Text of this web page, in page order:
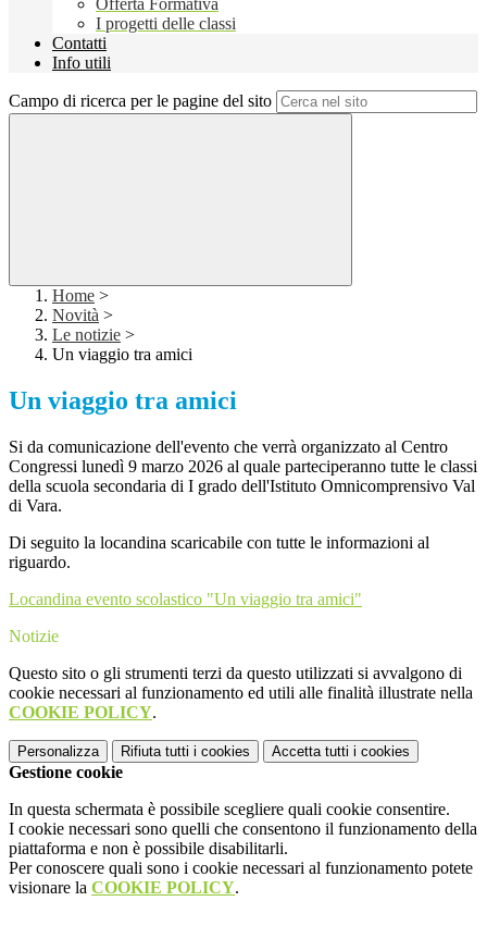
Offerta Formativa
I progetti delle classi
Contatti
Info utili
Campo di ricerca per le pagine del sito
Home >
Novità >
Le notizie >
Un viaggio tra amici
Un viaggio tra amici
Si da comunicazione dell'evento che verrà organizzato al Centro
Congressi lunedì 9 marzo 2026 al quale parteciperanno tutte le classi
della scuola secondaria di I grado dell'Istituto Omnicomprensivo Val
di Vara.
Di seguito la locandina scaricabile con tutte le informazioni al
riguardo.
Locandina evento scolastico "Un viaggio tra amici"
Notizie
Questo sito o gli strumenti terzi da questo utilizzati si avvalgono di
cookie necessari al funzionamento ed utili alle finalità illustrate nella
COOKIE POLICY.
Personalizza Rifiuta tutti i cookies Accetta tutti i cookies
Gestione cookie
In questa schermata è possibile scegliere quali cookie consentire.
I cookie necessari sono quelli che consentono il funzionamento della
piattaforma e non è possibile disabilitarli.
Per conoscere quali sono i cookie necessari al funzionamento potete
visionare la COOKIE POLICY.